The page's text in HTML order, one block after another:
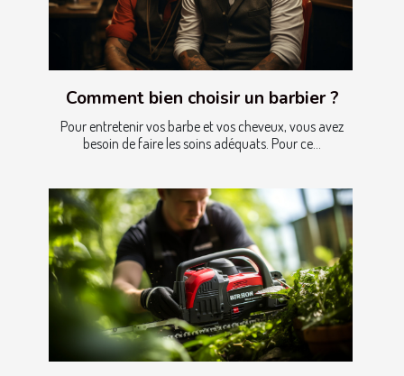
Comment bien choisir un barbier ?
Pour entretenir vos barbe et vos cheveux, vous avez
besoin de faire les soins adéquats. Pour ce...